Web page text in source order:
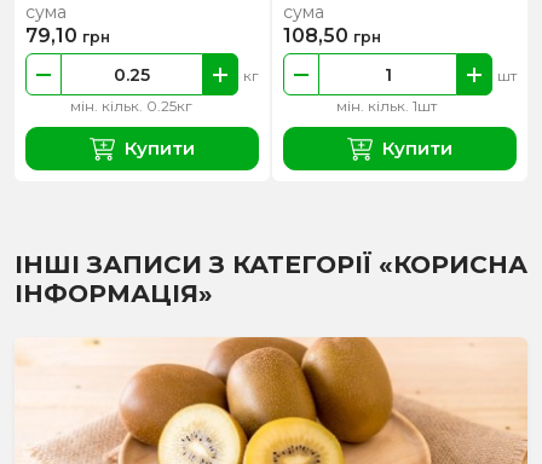
мін. кільк. 0.25кг
кг
сума
79,10 грн
Купити
мін. кільк. 1шт
шт
сума
108,50 грн
Купити
ІНШІ ЗАПИСИ З КАТЕГОРІЇ «КОРИСНА
ІНФОРМАЦІЯ»